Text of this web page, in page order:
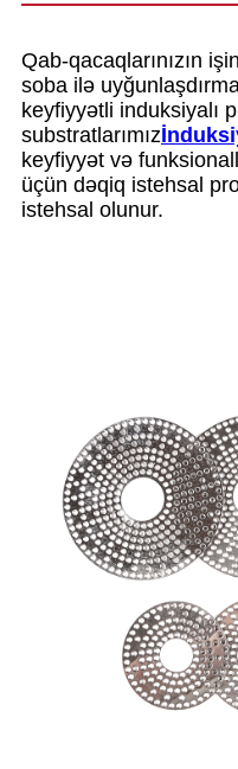
Qab-qacaqlarınızın
soba ilə
keyfiyyətli induksiyalı
substratlarımız
keyfiyyət və
üçün dəqiq istehsal
istehsal olunur.